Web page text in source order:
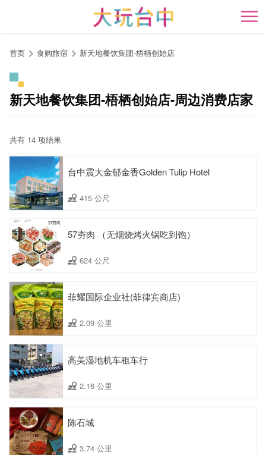
开
首页 食购旅宿 新天地餐饮集团-梧栖创始店
新天地餐饮集团-梧栖创始店-周边消费店家
共有 14 项结果
台中震大金郁金香Golden Tulip Hotel
415 公尺
57夯肉 （无烟烧烤火锅吃到饱）
624 公尺
菲耀国际企业社(菲律宾商店)
2.09 公里
高美湿地机车租车行
2.16 公里
陈石城
3.74 公里